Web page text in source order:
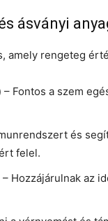
ásványi
amely rengeteg
– Fontos a szem
és
felel.
– Hozzájárulnak az